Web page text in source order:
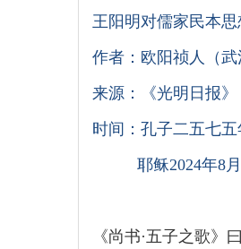
王阳明对儒家民本
作者：欧阳祯人（武
来源：《光明日报》
时间：孔子二五七
耶稣2024年8月
《尚书·五子之歌》